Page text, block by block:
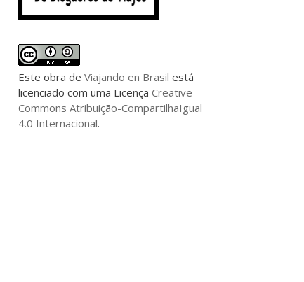
Este obra de Viajando en Brasil está
licenciado com uma Licença Creative
Commons Atribuição-CompartilhaIgual
4.0 Internacional.